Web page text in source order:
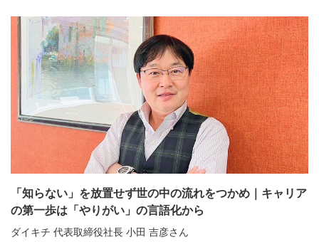
「知らない」を放置せず世の中の流れをつかめ｜キャリア
の第一歩は「やりがい」の言語化から
ダイキチ 代表取締役社長 小田 吉彦さん